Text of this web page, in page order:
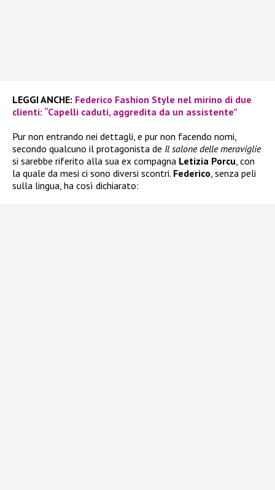
LEGGI ANCHE: Federico Fashion Style nel mirino di due
clienti: “Capelli caduti, aggredita da un assistente”
Pur non entrando nei dettagli, e pur non facendo nomi,
secondo qualcuno il protagonista de Il salone delle meraviglie
si sarebbe riferito alla sua ex compagna Letizia Porcu, con
la quale da mesi ci sono diversi scontri. Federico, senza peli
sulla lingua, ha così dichiarato: